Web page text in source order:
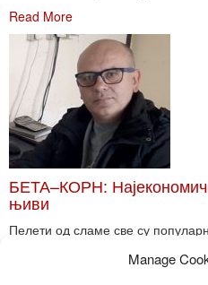
Manage
Read More
БЕТА–КОРН:
њиви
Пелети од сламе све су